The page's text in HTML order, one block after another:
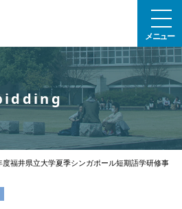
メニュー
福井県立大学夏季シンガポール短期語学研修事